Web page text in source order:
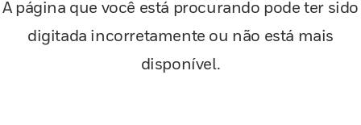
A página que você está procurando pode ter sido
digitada incorretamente ou não está mais
disponível.